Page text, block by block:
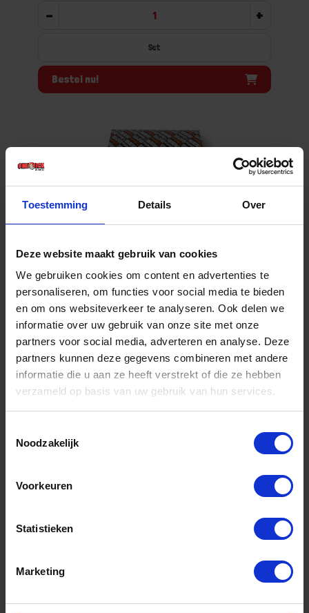
Toestemming Details Over
Deze website maakt gebruik van cookies
We gebruiken cookies om content en advertenties te
personaliseren, om functies voor social media te bieden
en om ons websiteverkeer te analyseren. Ook delen we
informatie over uw gebruik van onze site met onze
partners voor social media, adverteren en analyse. Deze
partners kunnen deze gegevens combineren met andere
informatie die u aan ze heeft verstrekt of die ze hebben
verzameld op basis van uw gebruik van hun services.
Noodzakelijk
Voorkeuren
Statistieken
Marketing
- +
Set
Bestel nu!
BETA Pijpsleutelset zeskant licht 13x
935/S13
Niet op voorraad, levertijd 1 tot meerdere werkdagen
Gtin: 8014230547305
Artikelnummer merk: 009350183
€ 260,03 incl. BTW
Prijs per 1 Set